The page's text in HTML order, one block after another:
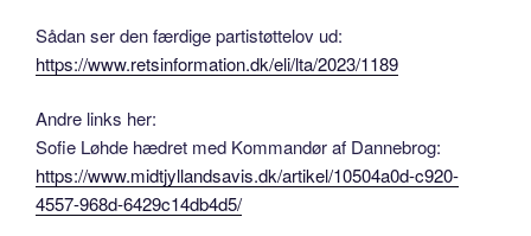
Sådan ser den færdige partistøttelov ud:
https://www.retsinformation.dk/eli/lta/2023/1189
Andre links her:
Sofie Løhde hædret med Kommandør af Dannebrog:
https://www.midtjyllandsavis.dk/artikel/10504a0d-c920-
4557-968d-6429c14db4d5/